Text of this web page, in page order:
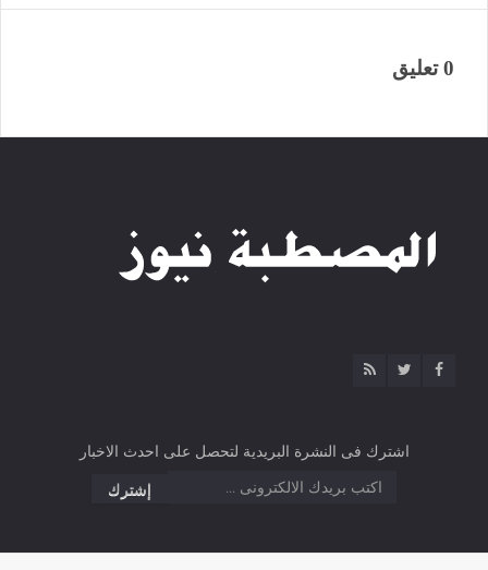
0 تعليق
اشترك فى النشرة البريدية لتحصل على احدث الاخبار